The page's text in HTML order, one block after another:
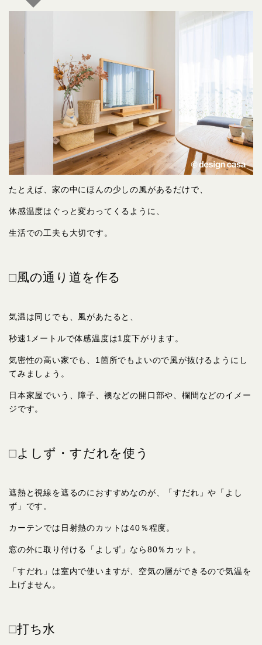
たとえば、家の中にほんの少しの風があるだけで、
体感温度はぐっと変わってくるように、
生活での工夫も大切です。
□風の通り道を作る
気温は同じでも、風があたると、
秒速1メートルで体感温度は1度下がります。
気密性の高い家でも、1箇所でもよいので風が抜けるようにし
てみましょう。
日本家屋でいう、障子、襖などの開口部や、欄間などのイメー
ジです。
□よしず・すだれを使う
遮熱と視線を遮るのにおすすめなのが、「すだれ」や「よし
ず」です。
カーテンでは日射熱のカットは40％程度。
窓の外に取り付ける「よしず」なら80％カット。
「すだれ」は室内で使いますが、空気の層ができるので気温を
上げません。
□打ち水